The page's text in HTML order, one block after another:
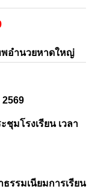
พอำนวยหาดใหญ่
มโรงเรียน เวลา
รรมเนียมการเรียน